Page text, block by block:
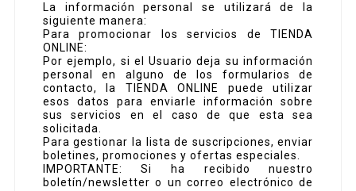
La información personal se utilizará de la
siguiente manera:
Para promocionar los servicios de TIENDA
ONLINE:
Por ejemplo, si el Usuario deja su información
personal en alguno de los formularios de
contacto, la TIENDA ONLINE puede utilizar
esos datos para enviarle información sobre
sus servicios en el caso de que esta sea
solicitada.
Para gestionar la lista de suscripciones, enviar
boletines, promociones y ofertas especiales.
IMPORTANTE: Si ha recibido nuestro
boletín/newsletter o un correo electrónico de